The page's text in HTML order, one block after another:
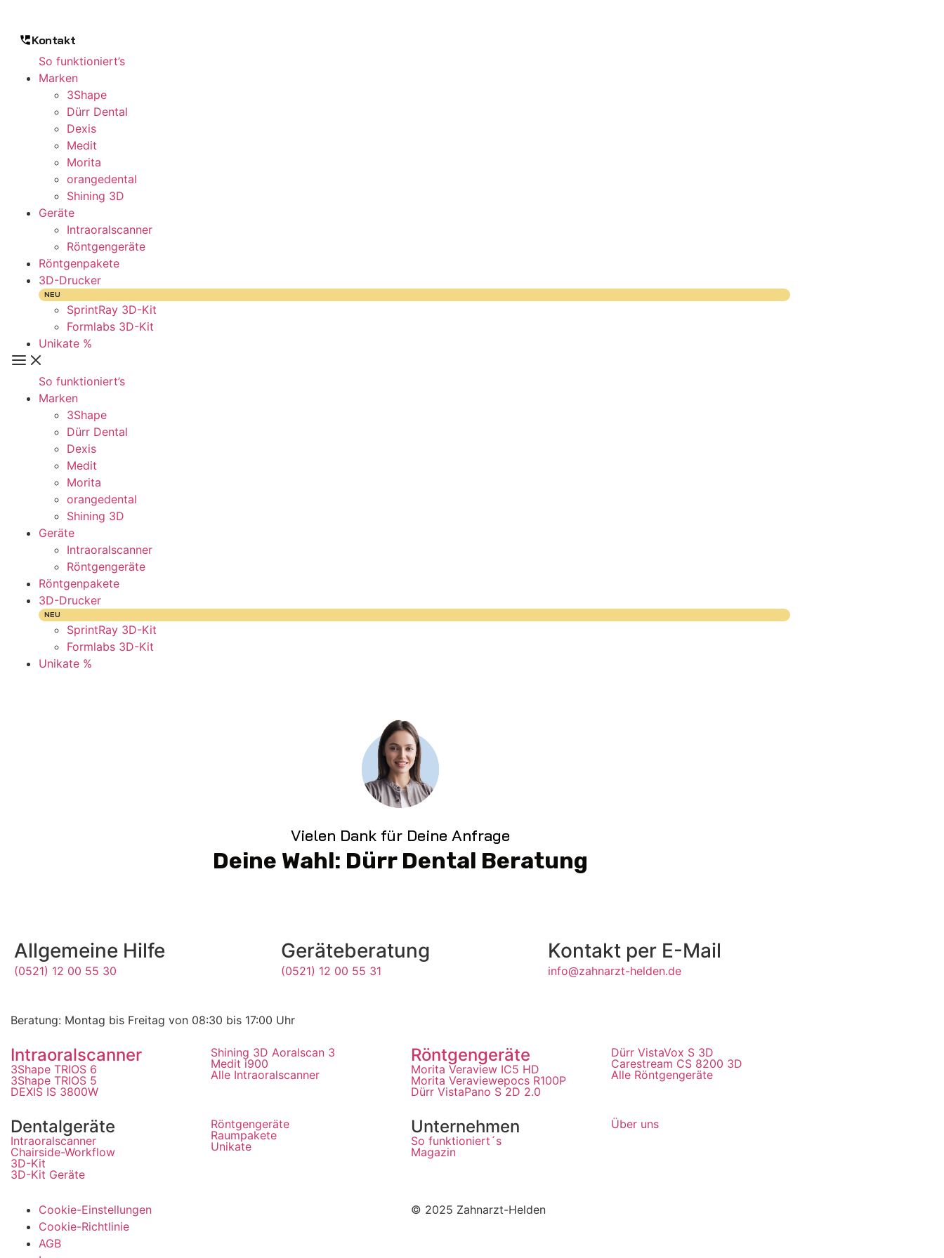
Kontakt
So funktioniert’s
Marken
3Shape
Dürr Dental
Dexis
Medit
Morita
orangedental
Shining 3D
Geräte
Intraoralscanner
Röntgengeräte
Röntgenpakete
3D-Drucker
NEU
SprintRay 3D-Kit
Formlabs 3D-Kit
Unikate %
So funktioniert’s
Marken
3Shape
Dürr Dental
Dexis
Medit
Morita
orangedental
Shining 3D
Geräte
Intraoralscanner
Röntgengeräte
Röntgenpakete
3D-Drucker
NEU
SprintRay 3D-Kit
Formlabs 3D-Kit
Unikate %
Allgemeine Hilfe
(0521) 12 00 55 30
Geräteberatung
(0521) 12 00 55 31
Kontakt per E-Mail
info@zahnarzt-helden.de
Beratung: Montag bis Freitag von 08:30 bis 17:00 Uhr
Intraoralscanner
3Shape TRIOS 6
3Shape TRIOS 5
DEXIS IS 3800W
Shining 3D Aoralscan 3
Medit i900
Alle Intraoralscanner
Röntgengeräte
Morita Veraview IC5 HD
Morita Veraviewepocs R100P
Dürr VistaPano S 2D 2.0
Dürr VistaVox S 3D
Carestream CS 8200 3D
Alle Röntgengeräte
Dentalgeräte
Intraoralscanner
Chairside-Workflow
3D-Kit
3D-Kit Geräte
Röntgengeräte
Raumpakete
Unikate
Unternehmen
So funktioniert´s
Magazin
Über uns
Cookie-Einstellungen
Cookie-Richtlinie
AGB
© 2025 Zahnarzt-Helden